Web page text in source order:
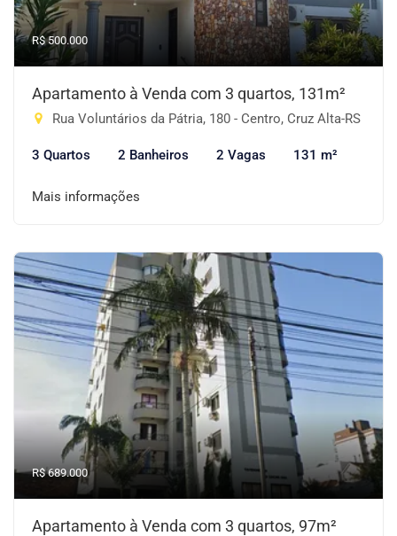
R$ 500.000
Apartamento à Venda com 3 quartos, 131m²
Rua Voluntários da Pátria, 180 - Centro, Cruz Alta-RS
3 Quartos 2 Banheiros 2 Vagas 131 m²
Mais informações
R$ 689.000
Apartamento à Venda com 3 quartos, 97m²